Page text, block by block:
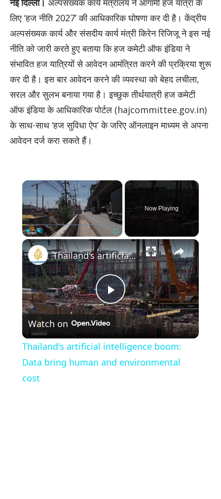
नई दिल्ली। अल्पसंख्यक कार्य मंत्रालय ने आगामी हज यात्रा के
लिए ‘हज नीति 2027’ की आधिकारिक घोषणा कर दी है। केंद्रीय
अल्पसंख्यक कार्य और संसदीय कार्य मंत्री किरेन रिजिजू ने इस नई
नीति को जारी करते हुए बताया कि हज कमेटी ऑफ इंडिया ने
संभावित हज यात्रियों से आवेदन आमंत्रित करने की प्रक्रिया शुरू
कर दी है। इस बार आवेदन करने की व्यवस्था को बेहद लचीला,
सरल और सुलभ बनाया गया है। इच्छुक तीर्थयात्री हज कमेटी
ऑफ इंडिया के आधिकारिक पोर्टल (hajcommittee.gov.in)
के साथ-साथ ‘हज सुविधा ऐप’ के जरिए ऑनलाइन माध्यम से अपना
आवेदन दर्ज करा सकते हैं।
×
Play Unmute Fullscreen
Now Playing
×
Play
Video
Thailand's artificial intelligence boom: Data bring human and environmental cost
Watch on
Thailand's artificial intelligence boom:
Data bring human and environmental
cost